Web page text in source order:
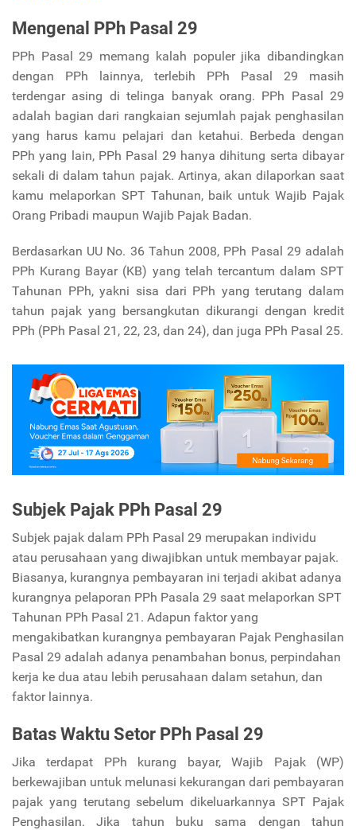
Mengenal PPh Pasal 29
PPh Pasal 29 memang kalah populer jika dibandingkan
dengan PPh lainnya, terlebih PPh Pasal 29 masih
terdengar asing di telinga banyak orang. PPh Pasal 29
adalah bagian dari rangkaian sejumlah pajak penghasilan
yang harus kamu pelajari dan ketahui. Berbeda dengan
PPh yang lain, PPh Pasal 29 hanya dihitung serta dibayar
sekali di dalam tahun pajak. Artinya, akan dilaporkan saat
kamu melaporkan SPT Tahunan, baik untuk Wajib Pajak
Orang Pribadi maupun Wajib Pajak Badan.
Berdasarkan UU No. 36 Tahun 2008, PPh Pasal 29 adalah
PPh Kurang Bayar (KB) yang telah tercantum dalam SPT
Tahunan PPh, yakni sisa dari PPh yang terutang dalam
tahun pajak yang bersangkutan dikurangi dengan kredit
PPh (PPh Pasal 21, 22, 23, dan 24), dan juga PPh Pasal 25.
Subjek Pajak PPh Pasal 29
Subjek pajak dalam PPh Pasal 29 merupakan individu
atau perusahaan yang diwajibkan untuk membayar pajak.
Biasanya, kurangnya pembayaran ini terjadi akibat adanya
kurangnya pelaporan PPh Pasala 29 saat melaporkan SPT
Tahunan PPh Pasal 21. Adapun faktor yang
mengakibatkan kurangnya pembayaran Pajak Penghasilan
Pasal 29 adalah adanya penambahan bonus, perpindahan
kerja ke dua atau lebih perusahaan dalam setahun, dan
faktor lainnya.
Batas Waktu Setor PPh Pasal 29
Jika terdapat PPh kurang bayar, Wajib Pajak (WP)
berkewajiban untuk melunasi kekurangan dari pembayaran
pajak yang terutang sebelum dikeluarkannya SPT Pajak
Penghasilan. Jika tahun buku sama dengan tahun